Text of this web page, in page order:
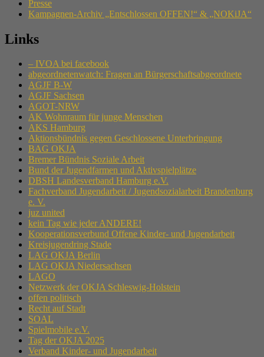
Presse
Kampagnen-Archiv „Entschlossen OFFEN!“ & „NOKiJA“
Links
– IVOA bei facebook
abgeordnetenwatch: Fragen an Bürgerschaftsabgeordnete
AGJF B-W
AGJF Sachsen
AGOT-NRW
AK Wohnraum für junge Menschen
AKS Hamburg
Aktionsbündnis gegen Geschlossene Unterbringung
BAG OKJA
Bremer Bündnis Soziale Arbeit
Bund der Jugendfarmen und Aktivspielplätze
DBSH Landesverband Hamburg e.V.
Fachverband Jugendarbeit / Jugendsozialarbeit Brandenburg
e. V.
juz united
kein Tag wie jeder ANDERE!
Kooperationsverbund Offene Kinder- und Jugendarbeit
Kreisjugendring Stade
LAG OKJA Berlin
LAG OKJA Niedersachsen
LAGO
Netzwerk der OKJA Schleswig-Holstein
offen politisch
Recht auf Stadt
SOAL
Spielmobile e.V.
Tag der OKJA 2025
Verband Kinder- und Jugendarbeit